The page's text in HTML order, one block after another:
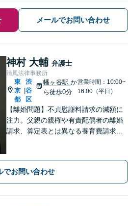
メールでお問い合わせ
神村 大輔 弁護士
清風法律事務所
東
京
都
渋
谷
区
幡ヶ谷駅 か
ら徒歩0分
営業時間：10:00~
16:00（平日）
【離婚問題】不貞慰謝料請求の減額に
注力。父親の親権や有責配偶者の離婚
請求、算定表とは異なる養育費請求な
したい方、離婚したい外国人配偶者の
方にも対応。最後まで粘り強くサポー
トします。
でお問い合わせ